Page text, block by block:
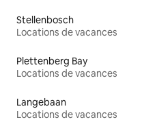
Stellenbosch
Locations de vacances
Plettenberg Bay
Locations de vacances
Langebaan
Locations de vacances